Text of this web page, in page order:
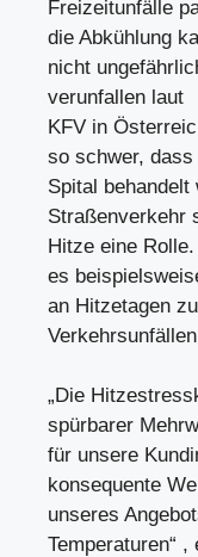
Freizeitunfälle
die Abkühlung
nicht
verunfallen laut
KFV in
so schwer, dass
Spital behandelt
Straßenverkehr
Hitze eine
es
an Hitzetagen
„Die
spürbarer
für unsere
konsequente
unseres
Temperaturen“ ,